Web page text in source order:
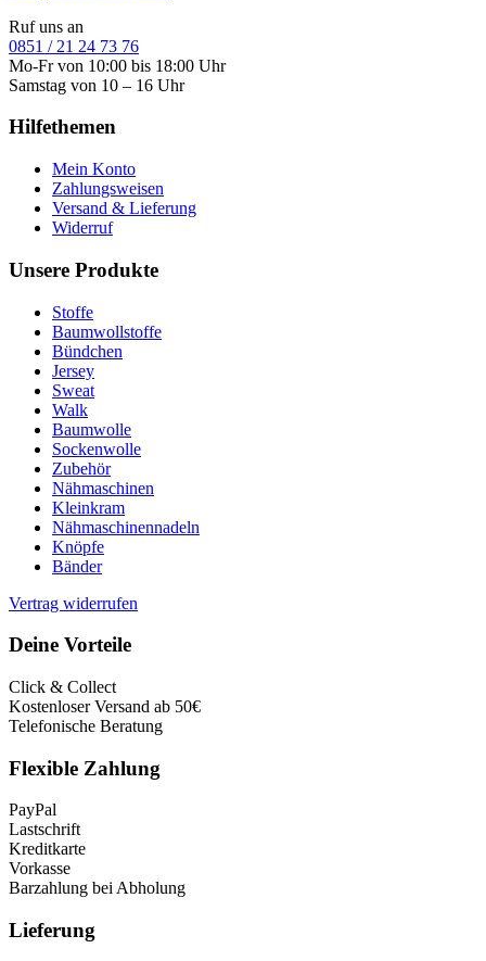
Ruf uns an
0851 / 21 24 73 76
Mo-Fr von 10:00 bis 18:00 Uhr
Samstag von 10 – 16 Uhr
Hilfethemen
Mein Konto
Zahlungsweisen
Versand & Lieferung
Widerruf
Unsere Produkte
Stoffe
Baumwollstoffe
Bündchen
Jersey
Sweat
Walk
Baumwolle
Sockenwolle
Zubehör
Nähmaschinen
Kleinkram
Nähmaschinennadeln
Knöpfe
Bänder
Vertrag widerrufen
Deine Vorteile
Click & Collect
Kostenloser Versand ab 50€
Telefonische Beratung
Flexible Zahlung
PayPal
Lastschrift
Kreditkarte
Vorkasse
Barzahlung bei Abholung
Lieferung